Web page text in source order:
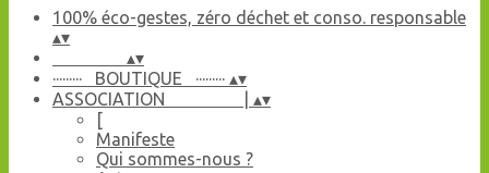
100% éco-gestes, zéro déchet et conso. responsable
▴▾
▴▾
········· BOUTIQUE ········· ▴▾
ASSOCIATION | ▴▾
[
Manifeste
Qui sommes-nous ?